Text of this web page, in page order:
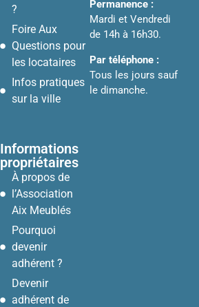
?
Foire Aux
Questions pour
les locataires
Infos pratiques
sur la ville
Informations
propriétaires
À propos de
l’Association
Aix Meublés
Pourquoi
devenir
adhérent ?
Devenir
adhérent de
Permanence :
Mardi et Vendredi
de 14h à 16h30.
Par téléphone :
Tous les jours sauf
le dimanche.